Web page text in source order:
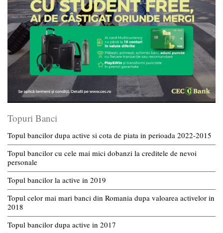
Topuri Banci
Topul bancilor dupa active si cota de piata in perioada 2022-2015
Topul bancilor cu cele mai mici dobanzi la creditele de nevoi
personale
Topul bancilor la active in 2019
Topul celor mai mari banci din Romania dupa valoarea activelor in
2018
Topul bancilor dupa active in 2017